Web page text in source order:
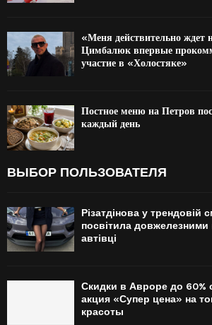
«Меня действительно ждет
Цимбалюк впервые
участие в «Холостяке»
Постное меню на Петров
каждый день
ВЫБОР ПОЛЬЗОВАТЕЛЯ
Різатдінова у трендовій
посвітила
автівці
Скидки в Авроре до 60%
акция «Супер цена» на
красоты